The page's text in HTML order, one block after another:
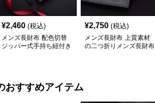
¥2,460 (税込)
メンズ長財布 配色切替
ジッパー式手持ち紐付き
¥2,750 (税込)
メンズ長財布 上質素材
の二つ折りメンズ長財布
おすすめアイテム